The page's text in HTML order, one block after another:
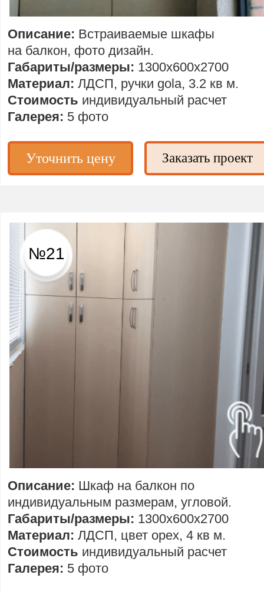
№21
Описание: Шкаф на балкон по
индивидуальным размерам, угловой.
Габариты/размеры: 1300х600х2700
Материал: ЛДСП, цвет орех, 4 кв м.
Стоимость индивидуальный расчет
Галерея: 5 фото
Описание: Встраиваемые шкафы
на балкон, фото дизайн.
Габариты/размеры: 1300х600х2700
Материал: ЛДСП, ручки gola, 3.2 кв м.
Стоимость индивидуальный расчет
Галерея: 5 фото
Уточнить цену Заказать проект